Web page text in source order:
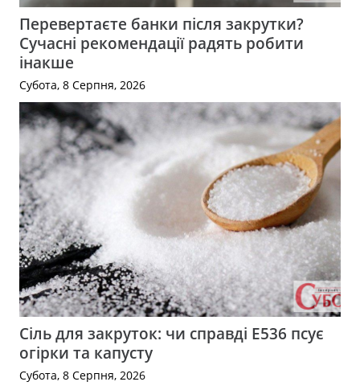
Перевертаєте банки після закрутки?
Сучасні рекомендації радять робити
інакше
Субота, 8 Серпня, 2026
Сіль для закруток: чи справді Е536 псує
огірки та капусту
Субота, 8 Серпня, 2026